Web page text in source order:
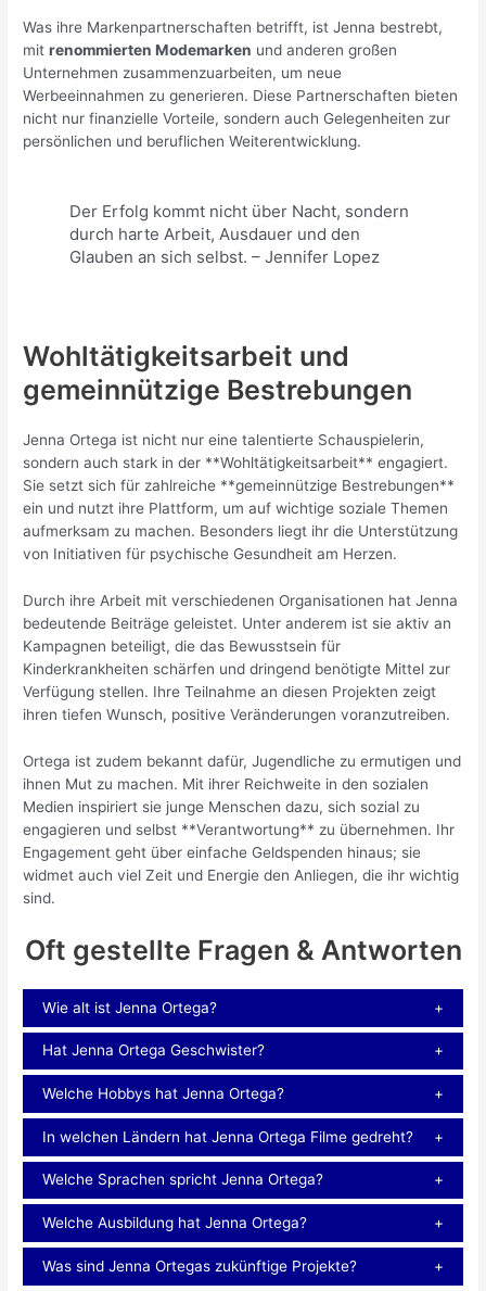
Was ihre Markenpartnerschaften betrifft, ist Jenna bestrebt,
mitrenommierten Modemarken und anderen großen
Unternehmen zusammenzuarbeiten, um neue
Werbeeinnahmen zu generieren. Diese Partnerschaften bieten
nicht nur finanzielle Vorteile, sondern auch Gelegenheiten zur
persönlichen und beruflichen Weiterentwicklung.
Der Erfolg kommt nicht über Nacht, sondern
durch harte Arbeit, Ausdauer und den
Glauben an sich selbst. – Jennifer Lopez
Wohltätigkeitsarbeit und
gemeinnützige Bestrebungen
Jenna Ortega ist nicht nur eine talentierte Schauspielerin,
sondern auch stark in der **Wohltätigkeitsarbeit** engagiert.
Sie setzt sich für zahlreiche **gemeinnützige Bestrebungen**
ein und nutzt ihre Plattform, um auf wichtige soziale Themen
aufmerksam zu machen. Besonders liegt ihr die Unterstützung
von Initiativen für psychische Gesundheit am Herzen.
Durch ihre Arbeit mit verschiedenen Organisationen hat Jenna
bedeutende Beiträge geleistet. Unter anderem ist sie aktiv an
Kampagnen beteiligt, die das Bewusstsein für
Kinderkrankheiten schärfen und dringend benötigte Mittel zur
Verfügung stellen. Ihre Teilnahme an diesen Projekten zeigt
ihren tiefen Wunsch, positive Veränderungen voranzutreiben.
Ortega ist zudem bekannt dafür, Jugendliche zu ermutigen und
ihnen Mut zu machen. Mit ihrer Reichweite in den sozialen
Medien inspiriert sie junge Menschen dazu, sich sozial zu
engagieren und selbst **Verantwortung** zu übernehmen. Ihr
Engagement geht über einfache Geldspenden hinaus; sie
widmet auch viel Zeit und Energie den Anliegen, die ihr wichtig
sind.
Oft gestellte Fragen & Antworten
Wie alt ist Jenna Ortega?
Hat Jenna Ortega Geschwister?
Welche Hobbys hat Jenna Ortega?
In welchen Ländern hat Jenna Ortega Filme gedreht?
Welche Sprachen spricht Jenna Ortega?
Welche Ausbildung hat Jenna Ortega?
Was sind Jenna Ortegas zukünftige Projekte?